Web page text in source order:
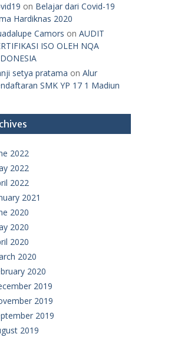
on Belajar dari Covid-19
Hardiknas 2020
Camors on AUDIT
ISO OLEH NQA
setya pratama on Alur
SMK YP 17 1 Madiun
2022
2022
2022
2021
2020
2020
2020
2020
2020
2019
2019
2019
2019